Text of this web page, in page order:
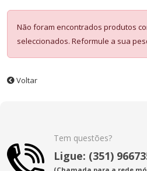
Não foram encontrados produtos
seleccionados. Reformule a sua
Voltar
Tem questões?
Ligue: (351)